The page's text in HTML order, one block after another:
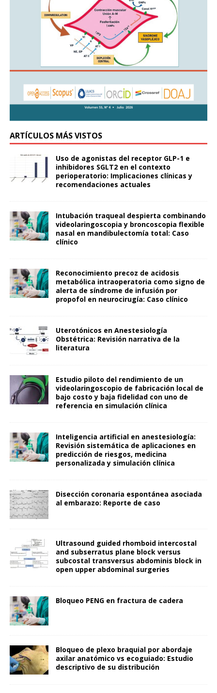
ARTÍCULOS MÁS VISTOS
Uso de agonistas del receptor GLP-1 e
inhibidores SGLT2 en el contexto
perioperatorio: Implicaciones clínicas y
recomendaciones actuales
Intubación traqueal despierta combinando
videolaringoscopia y broncoscopia flexible
nasal en mandibulectomía total: Caso
clínico
Reconocimiento precoz de acidosis
metabólica intraoperatoria como signo de
alerta de síndrome de infusión por
propofol en neurocirugía: Caso clínico
Uterotónicos en Anestesiología
Obstétrica: Revisión narrativa de la
literatura
Estudio piloto del rendimiento de un
videolaringoscopio de fabricación local de
bajo costo y baja fidelidad con uno de
referencia en simulación clínica
Inteligencia artificial en anestesiología:
Revisión sistemática de aplicaciones en
predicción de riesgos, medicina
personalizada y simulación clínica
Disección coronaria espontánea asociada
al embarazo: Reporte de caso
Ultrasound guided rhomboid intercostal
and subserratus plane block versus
subcostal transversus abdominis block in
open upper abdominal surgeries
Bloqueo PENG en fractura de cadera
Bloqueo de plexo braquial por abordaje
axilar anatómico vs ecoguiado: Estudio
descriptivo de su distribución